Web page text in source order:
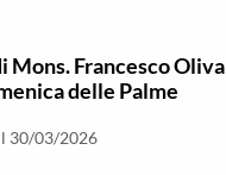
Mons. Francesco Oliva
delle Palme
30/03/2026